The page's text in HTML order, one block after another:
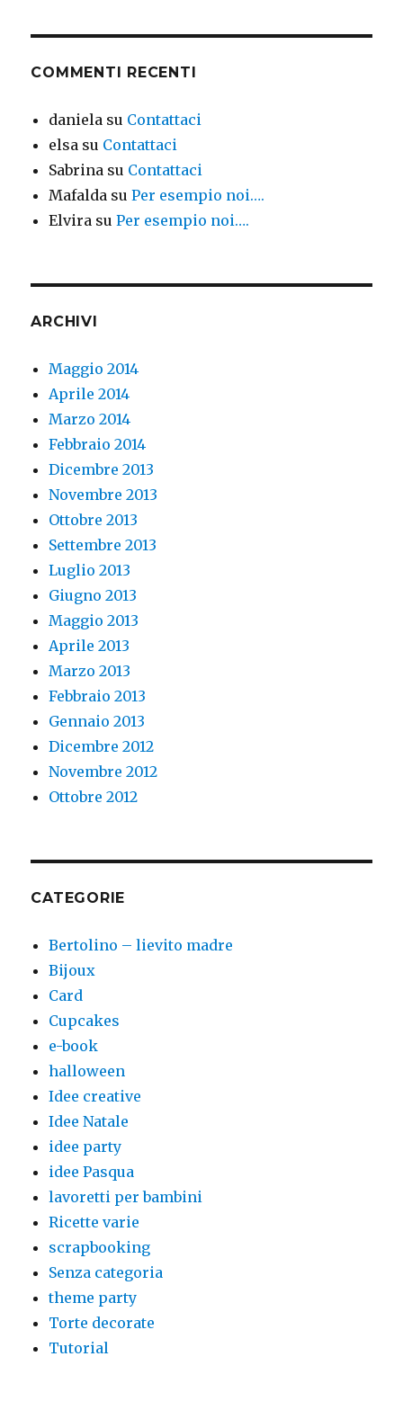
COMMENTI RECENTI
daniela su Contattaci
elsa su Contattaci
Sabrina su Contattaci
Mafalda suPer esempio noi….
Elvira suPer esempio noi….
ARCHIVI
Maggio 2014
Aprile 2014
Marzo 2014
Febbraio 2014
Dicembre 2013
Novembre 2013
Ottobre 2013
Settembre 2013
Luglio 2013
Giugno 2013
Maggio 2013
Aprile 2013
Marzo 2013
Febbraio 2013
Gennaio 2013
Dicembre 2012
Novembre 2012
Ottobre 2012
CATEGORIE
Bertolino – lievito madre
Bijoux
Card
Cupcakes
e-book
halloween
Idee creative
Idee Natale
idee party
idee Pasqua
lavoretti per bambini
Ricette varie
scrapbooking
Senza categoria
theme party
Torte decorate
Tutorial